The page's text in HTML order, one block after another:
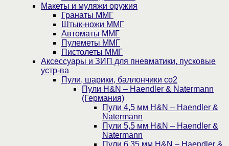
Макеты и муляжи оружия
Гранаты ММГ
Штык-ножи ММГ
Автоматы ММГ
Пулеметы ММГ
Пистолеты ММГ
Аксессуары и ЗИП для пневматики, пусковые
устр-ва
Пули, шарики, баллончики со2
Пули H&N – Haendler & Natermann
(Германия)
Пули 4,5 мм H&N – Haendler &
Natermann
Пули 5,5 мм H&N – Haendler &
Natermann